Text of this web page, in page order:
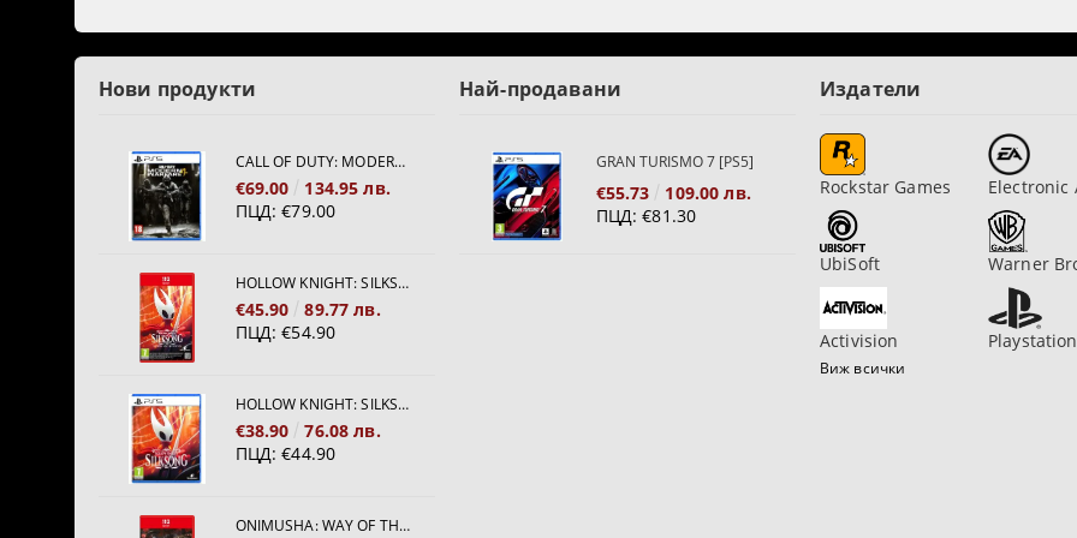
Нови продукти
CALL OF DUTY: MODERN WARFARE 4[PS5]
€69.00
134.95 лв.
ПЦД: €79.00
HOLLOW KNIGHT: SILKSONG [NINTENDO SWITCH 2]
€45.90
89.77 лв.
ПЦД: €54.90
HOLLOW KNIGHT: SILKSONG [PS5]
€38.90
76.08 лв.
ПЦД: €44.90
ONIMUSHA: WAY OF THE SWORD [NINTENDO SWITCH 2]
Най-продавани
GRAN TURISMO 7 [PS5]
€55.73
109.00 лв.
ПЦД: €81.30
Издатели
Rockstar Games Electronic
UbiSoft Warner
Activision Playstation
Виж всички